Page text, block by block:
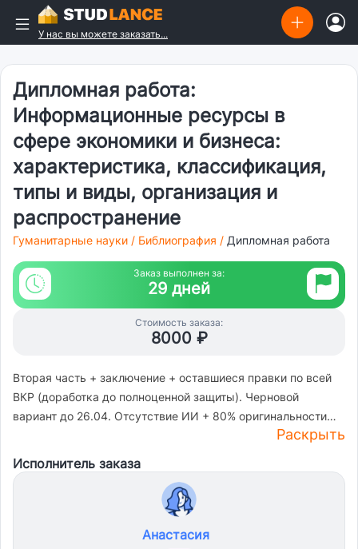
У нас вы можете заказать...
Дипломная работа:
Информационные ресурсы в
сфере экономики и бизнеса:
характеристика, классификация,
типы и виды, организация и
распространение
Гуманитарные науки / Библиография / Дипломная работа
Заказ выполнен за:
29 дней
Стоимость заказа:
8000 ₽
Вторая часть + заключение + оставшиеся правки по всей
ВКР (доработка до полноценной защиты). Черновой
вариант до 26.04. Отсутствие ИИ + 80% оригинальности
Раскрыть
Исполнитель заказа
Анастасия